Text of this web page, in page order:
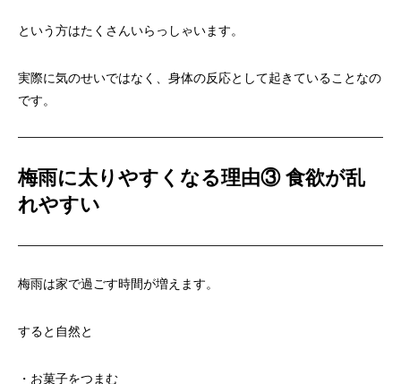
という方はたくさんいらっしゃいます。
実際に気のせいではなく、身体の反応として起きていることなの
です。
梅雨に太りやすくなる理由③ 食欲が乱
れやすい
梅雨は家で過ごす時間が増えます。
すると自然と
・お菓子をつまむ